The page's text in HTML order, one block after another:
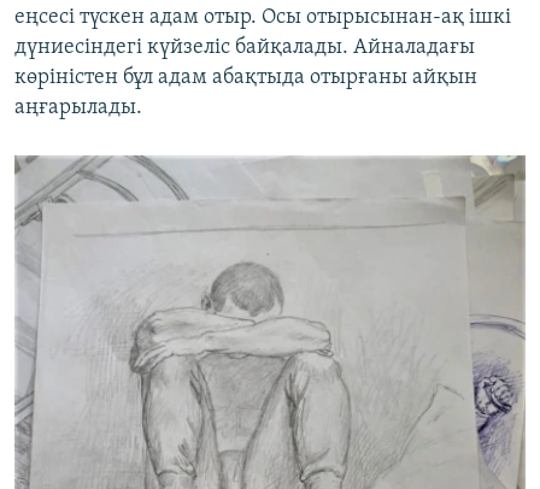
еңсесі түскен адам отыр. Осы отырысынан-ақ ішкі
дүниесіндегі күйзеліс байқалады. Айналадағы
көріністен бұл адам абақтыда отырғаны айқын
аңғарылады.